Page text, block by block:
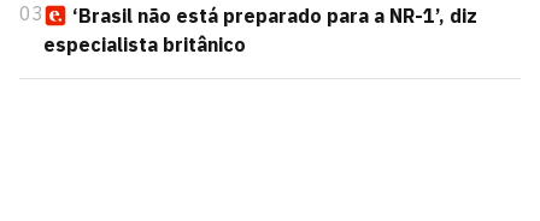
03
‘Brasil não está preparado para a NR-1’, diz
especialista britânico